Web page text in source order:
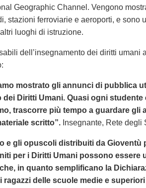
Geographic Channel. Vengono
stazioni ferroviarie e aeroporti, e sono
luoghi di istruzione.
dell’insegnamento dei diritti umani
mostrato gli annunci di pubblica
dei Diritti Umani. Quasi ogni
trascorre più tempo a guardare gli
scritto”. Insegnante, Rete degli
e gli opuscoli distribuiti da Gioventù
per i Diritti Umani possono essere
in quanto semplificano la
ragazzi delle scuole medie e